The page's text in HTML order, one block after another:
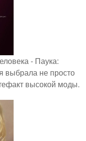
- Паука:
не просто
высокой моды.